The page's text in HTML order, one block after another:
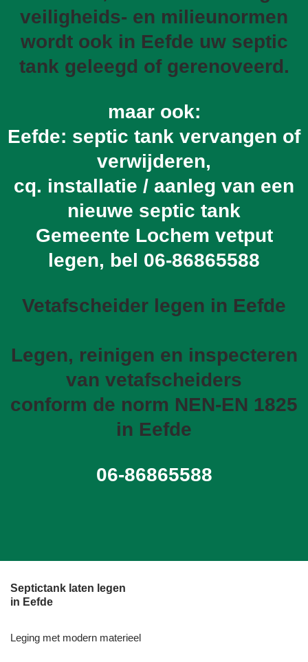
veiligheids- en milieunormen
wordt ook in Eefde uw septic
tank geleegd of gerenoveerd.
maar ook:
Eefde: septic tank vervangen of
verwijderen,
cq. installatie / aanleg van een
nieuwe septic tank
Gemeente Lochem vetput
legen, bel 06-86865588
Vetafscheider legen in Eefde
Legen, reinigen en inspecteren
van vetafscheiders
conform de norm NEN-EN 1825
in Eefde
06-86865588
Septictank laten legen
in Eefde
Leging met modern materieel